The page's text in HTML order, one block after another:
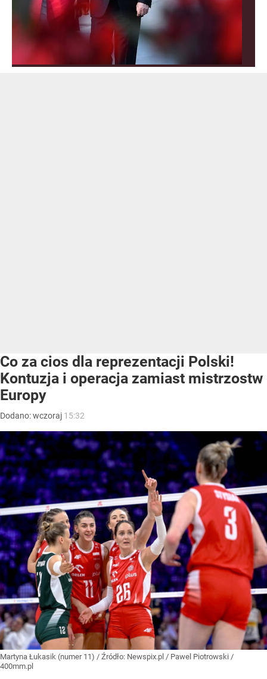
Co za cios dla reprezentacji Polski!
Kontuzja i operacja zamiast mistrzostw
Europy
Dodano:wczoraj 15:32
Martyna Łukasik (numer 11) / Źródło: Newspix.pl / Pawel Piotrowski /
400mm.pl